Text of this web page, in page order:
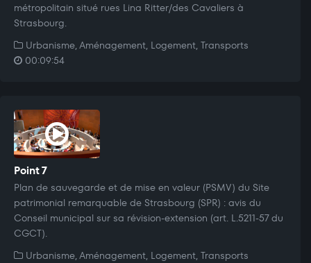
métropolitain situé rues Lina Ritter/des Cavaliers à
Strasbourg.
Urbanisme, Aménagement, Logement, Transports
00:09:54
Point 7
Plan de sauvegarde et de mise en valeur (PSMV) du Site
patrimonial remarquable de Strasbourg (SPR) : avis du
Conseil municipal sur sa révision-extension (art. L.5211-57 du
CGCT).
Urbanisme, Aménagement, Logement, Transports